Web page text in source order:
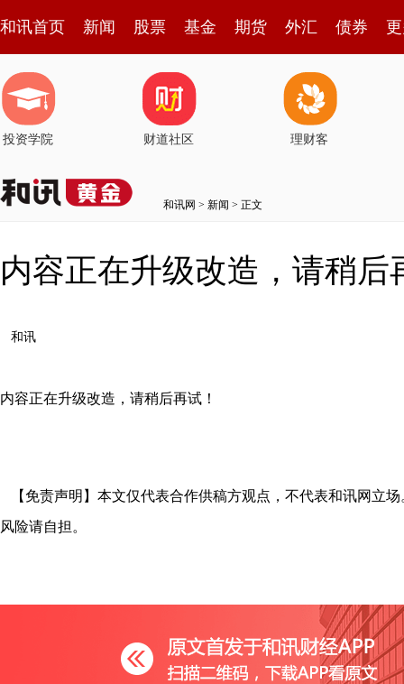
和讯首页 新闻 股票 基金 期货 外汇 债券
投资学院 财道社区 理财客
和讯网 > 新闻 > 正文
内容正在升级改造，请稍后
和讯
内容正在升级改造，请稍后再试！
【免责声明】本文仅代表合作供稿方观点，不代表和讯网立
风险请自担。